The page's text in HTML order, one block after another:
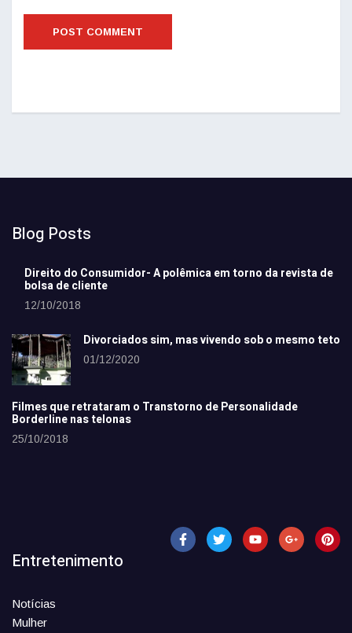
Blog Posts
Direito do Consumidor- A polêmica em torno da revista de
bolsa de cliente
12/10/2018
Divorciados sim, mas vivendo sob o mesmo teto
01/12/2020
Filmes que retrataram o Transtorno de Personalidade
Borderline nas telonas
25/10/2018
Entretenimento
Notícias
Mulher